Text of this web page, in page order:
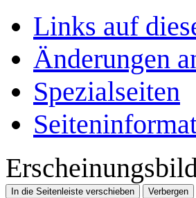
Links auf
Änderungen
Spezialseiten
In die Seitenleiste verschieben Verbergen